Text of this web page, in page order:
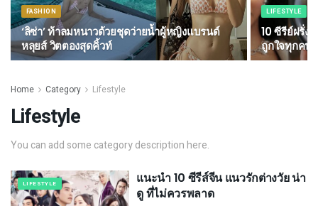
FASHION
‘ลิซ่า’ ท้าลมหนาวด้วยชุดว่ายน้ำผู้หญิงแบรนด์
หลุยส์ วิตตองสุดคิ้วท์
LIFESTYLE
10 ซีรีย์ฝรั่ง
ถูกใจทุกคน
Home Category Lifestyle
Lifestyle
You can add some category description here.
LIFESTYLE
แนะนำ 10 ซีรีส์จีน แนวรักต่างวัย น่า
ดู ที่ไม่ควรพลาด